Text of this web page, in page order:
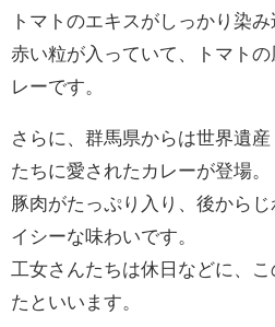
トマトのエキスがしっかり染
赤い粒が入っていて、トマト
レーです。
さらに、群馬県からは世界遺産
たちに愛されたカレーが登場。
豚肉がたっぷり入り、後から
イシーな味わいです。
工女さんたちは休日などに、
たといいます。